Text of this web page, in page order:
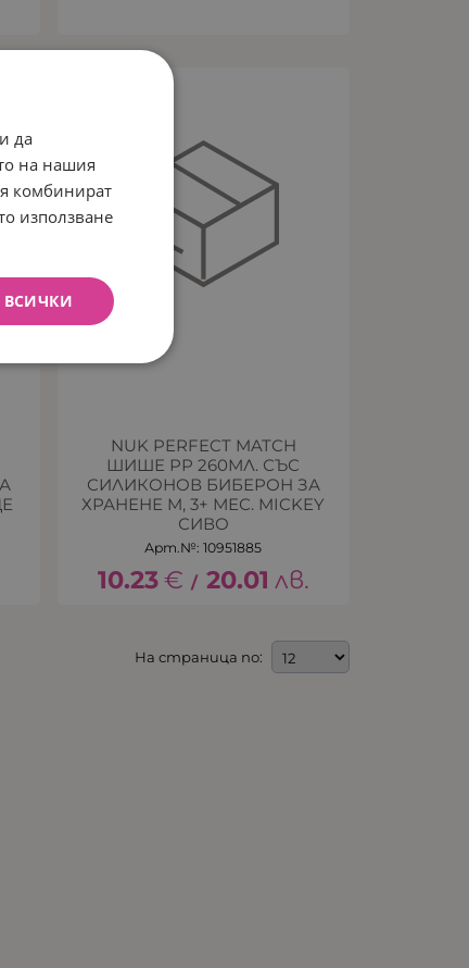
NUK PERFECT MATCH
ШИШЕ РР 260МЛ. СЪС
СИЛИКОНОВ БИБЕРОН ЗА
ХРАНЕНЕ M, 3+ МЕС. MICKEY
СИВО
Арт.№: 10951885
10.23€ / 20.01 лв.
На страница по:
да
на нашия
комбинират
използване
ВСИЧКИ